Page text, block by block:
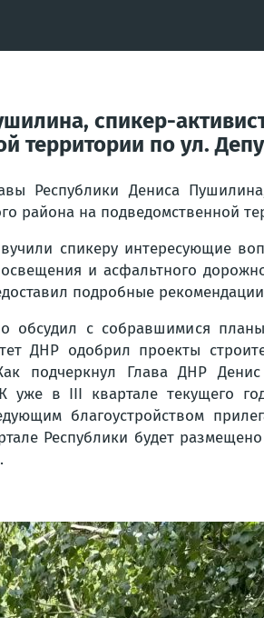
спикер-
территории по ул.
Республики Дениса
района на подведомственной
спикеру интересующие
и асфальтного
подробные
обсудил с собравшимися
ДНР одобрил проекты
подчеркнул Глава ДНР
уже в III квартале текущего
благоустройством
Республики будет